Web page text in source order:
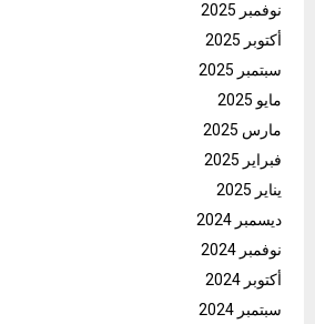
نوفمبر 2025
أكتوبر 2025
سبتمبر 2025
مايو 2025
مارس 2025
فبراير 2025
يناير 2025
ديسمبر 2024
نوفمبر 2024
أكتوبر 2024
سبتمبر 2024